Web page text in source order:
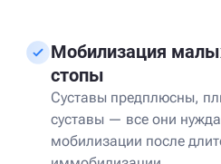
Мобилизация
стопы
Суставы предплюсны,
суставы — все они
мобилизации после